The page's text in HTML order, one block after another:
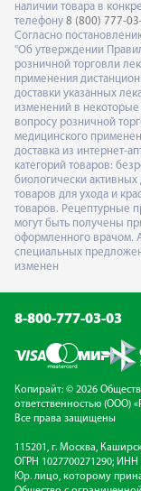
наличии товара в
телефону 8 (800) 777-
Согласно
"Об утверждении
розничной торговли
применения
доставки указанных
изменений в
вопросу розничной
медицинского
доставка из интернет-
категорий товаров:
биологически
товаров для ухода и
товаров. Рецептурные
могут быть получены
оформленного врачом.
специальных
изменен
8-800-777-03-03
Копирайт: © 2026
ответственностью (ООО)
Все права защищены
115201, г. Москва,
ОГРН 1027700271290; ИНН
Юр. лицо, которому